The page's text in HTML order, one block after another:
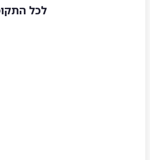
לכל התקופה